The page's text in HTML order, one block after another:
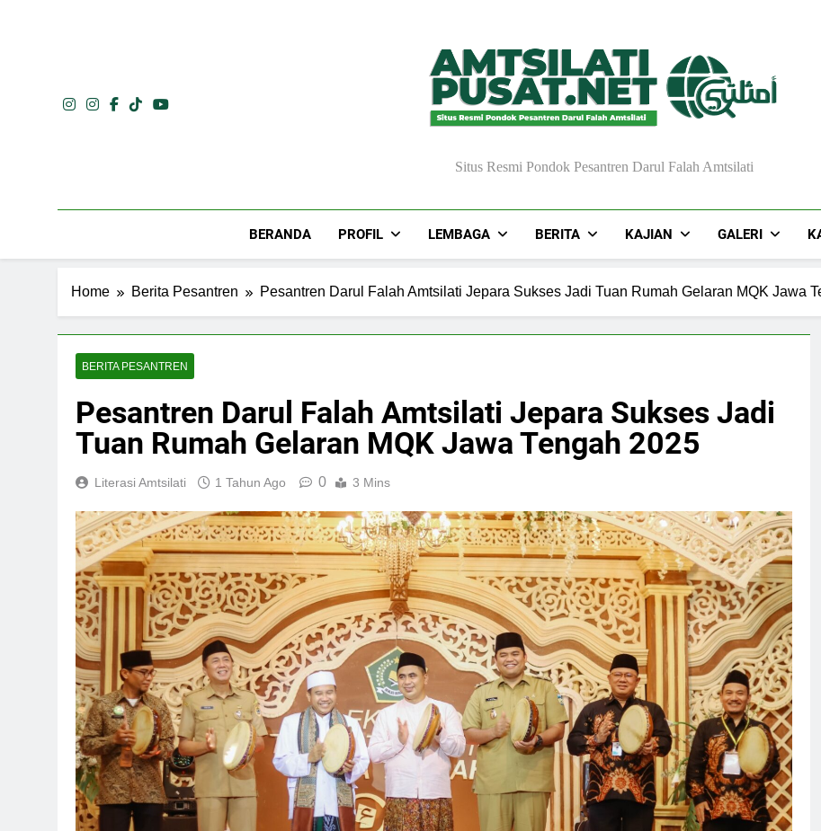
Situs Resmi Pondok Pesantren Darul Falah Amtsilati
BERANDA PROFIL LEMBAGA BERITA KAJIAN GALERI
Home Berita Pesantren Pesantren Darul Falah Amtsilati Jepara Sukses Jadi Tuan Rumah Gelaran MQK Jawa
BERITA PESANTREN
Pesantren Darul Falah Amtsilati Jepara Sukses Jadi
Tuan Rumah Gelaran MQK Jawa Tengah 2025
Literasi Amtsilati 1 Tahun Ago 0 3 Mins